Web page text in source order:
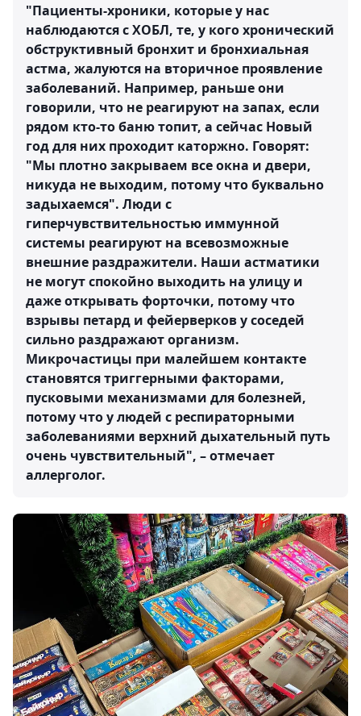
"Пациенты-хроники, которые у нас
наблюдаются с ХОБЛ, те, у кого хронический
обструктивный бронхит и бронхиальная
астма, жалуются на вторичное проявление
заболеваний. Например, раньше они
говорили, что не реагируют на запах, если
рядом кто-то баню топит, а сейчас Новый
год для них проходит каторжно. Говорят:
"Мы плотно закрываем все окна и двери,
никуда не выходим, потому что буквально
задыхаемся". Люди с
гиперчувствительностью иммунной
системы реагируют на всевозможные
внешние раздражители. Наши астматики
не могут спокойно выходить на улицу и
даже открывать форточки, потому что
взрывы петард и фейерверков у соседей
сильно раздражают организм.
Микрочастицы при малейшем контакте
становятся триггерными факторами,
пусковыми механизмами для болезней,
потому что у людей с респираторными
заболеваниями верхний дыхательный путь
очень чувствительный", – отмечает
аллерголог.